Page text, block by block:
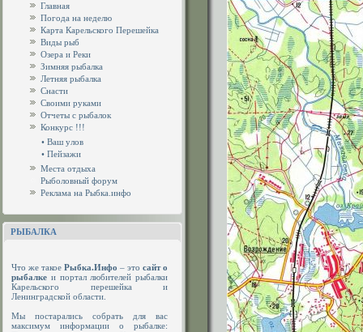
Главная
Погода на неделю
Карта Карельского Перешейка
Виды рыб
Озера и Реки
Зимняя рыбалка
Летняя рыбалка
Снасти
Своими руками
Отчеты с рыбалок
Конкурс !!!
• Ваш улов
• Пейзажи
Места отдыха
Рыболовный форум
Реклама на Рыбка.инфо
РЫБАЛКА
Что же такое Рыбка.Инфо – это сайт о
рыбалке и портал любителей рыбалки
Карельского перешейка и
Ленинградской области.
Мы постарались собрать для вас
максимум информации о рыбалке: